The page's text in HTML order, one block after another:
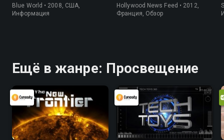
Blue World • 2008, США,
Информация
Hollywood News Feed • 2012,
Франция, Обзор
Ещё в жанре: Просвещение